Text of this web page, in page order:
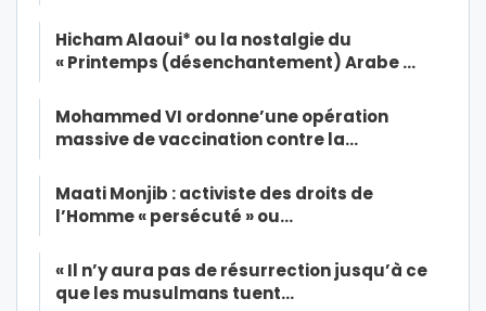
Hicham Alaoui* ou la nostalgie du
« Printemps (désenchantement) Arabe …
Mohammed VI ordonne’une opération
massive de vaccination contre la…
Maati Monjib : activiste des droits de
l’Homme « persécuté » ou…
« Il n’y aura pas de résurrection jusqu’à ce
que les musulmans tuent…